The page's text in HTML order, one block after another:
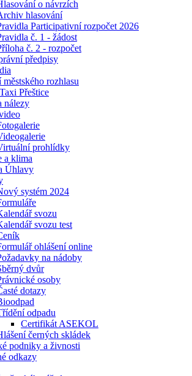
o návrzích
hlasování
Participativní rozpočet 2026
č. 1 - žádost
č. 2 - rozpočet
předpisy
městského rozhlasu
Přeštice
nálezy
prohlídky
a klima
Úhlavy
systém 2024
svozu
svozu test
ohlášení online
na nádoby
dvůr
osoby
dotazy
odpadu
Certifikát ASEKOL
černých skládek
podniky a živnosti
odkazy